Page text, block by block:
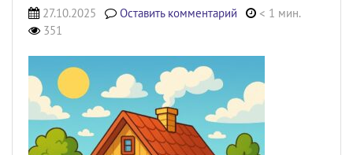
27.10.2025 Оставить комментарий
< 1 мин.
351